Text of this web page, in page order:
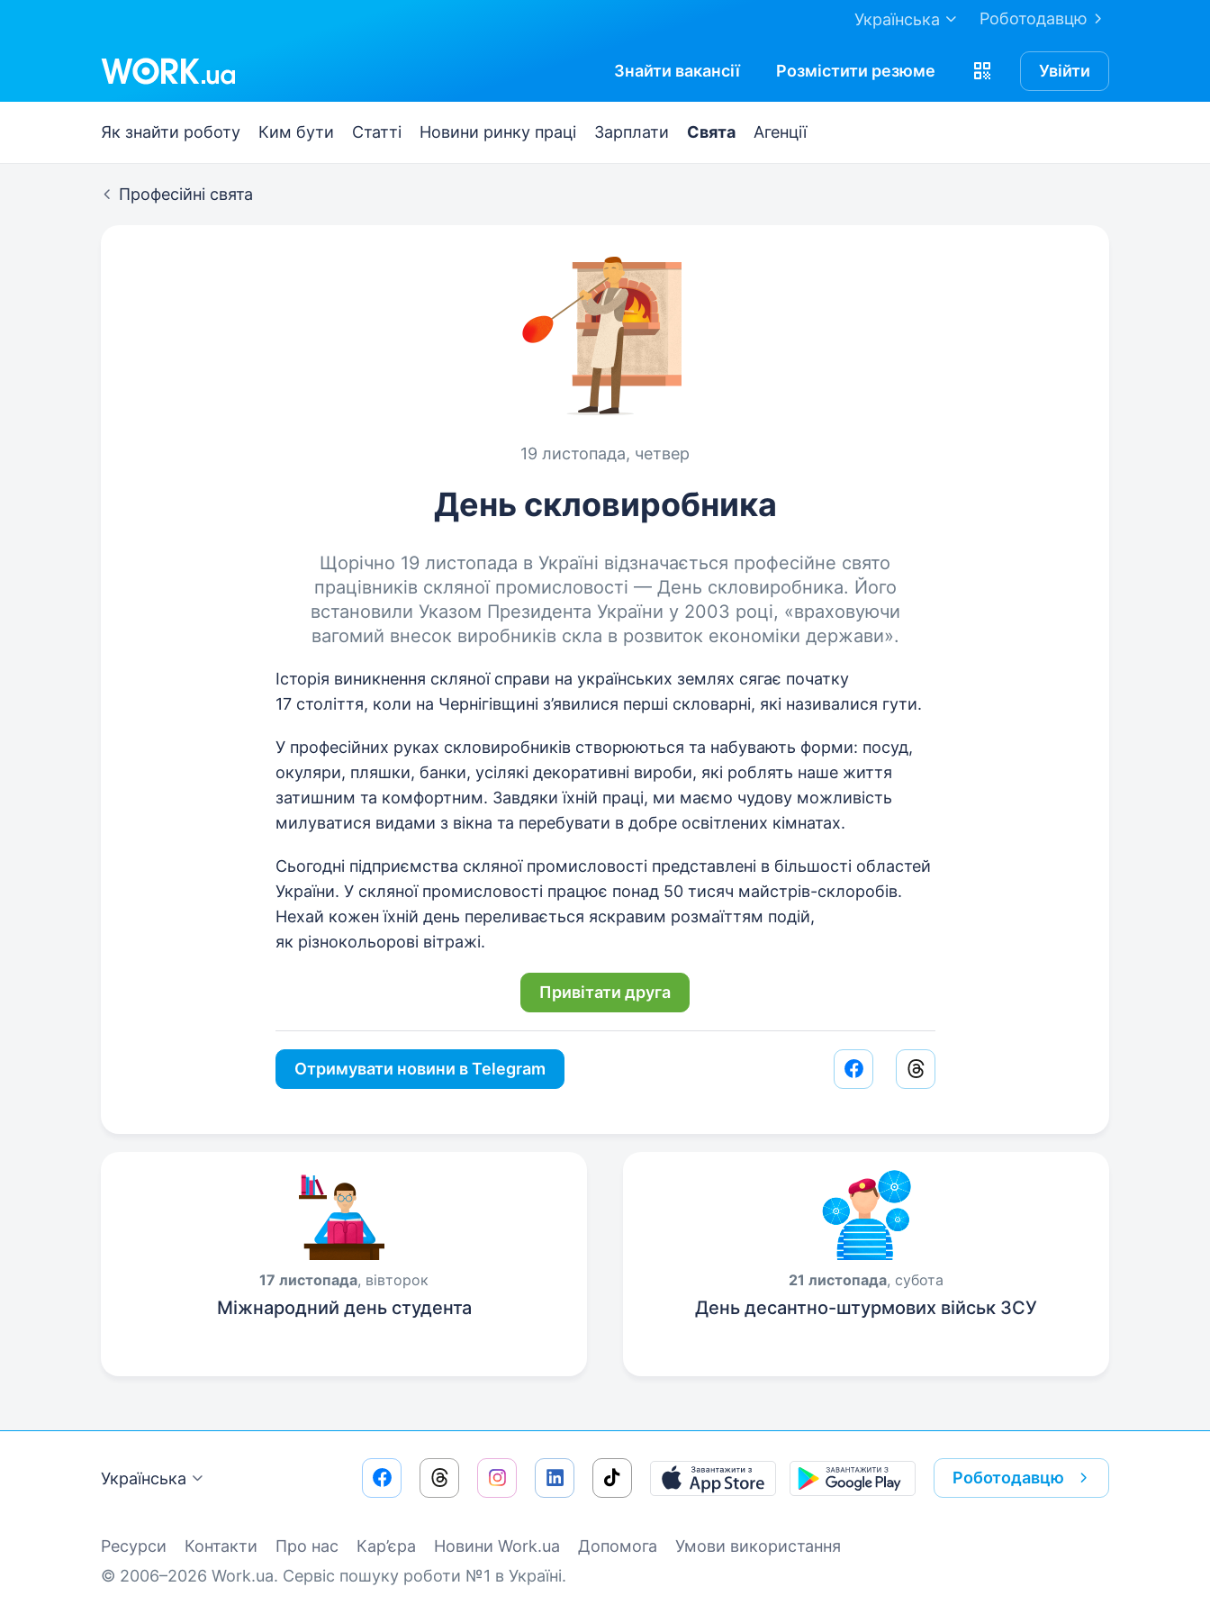
Роботодавцю
Українська
Знайти вакансії Розмістити резюме Увійти
Як знайти роботу Ким бути Статті Новини ринку праці Зарплати Свята Агенції
Професійні свята
19 листопада, четвер
День скловиробника
Щорічно 19 листопада в Україні відзначається професійне свято
працівників скляної промисловості — День скловиробника. Його
встановили Указом Президента України у 2003 році, «враховуючи
вагомий внесок виробників скла в розвиток економіки держави».
Історія виникнення скляної справи на українських землях сягає початку
17 століття, коли на Чернігівщині з’явилися перші скловарні, які називалися гути.
У професійних руках скловиробників створюються та набувають форми: посуд,
окуляри, пляшки, банки, усілякі декоративні вироби, які роблять наше життя
затишним та комфортним. Завдяки їхній праці, ми маємо чудову можливість
милуватися видами з вікна та перебувати в добре освітлених кімнатах.
Сьогодні підприємства скляної промисловості представлені в більшості областей
України. У скляної промисловості працює понад 50 тисяч майстрів-склоробів.
Нехай кожен їхній день переливається яскравим розмаїттям подій,
як різнокольорові вітражі.
Привітати друга
Отримувати новини в Telegram Facebook share link
Threads share link
17 листопада, вівторок
Міжнародний день студента
21 листопада, субота
День десантно-штурмових військ ЗСУ
Українська Роботодавцю
Ресурси Контакти Про нас Кар’єра Новини Work.ua Допомога
Умови використання
© 2006–2026 Work.ua. Сервіс пошуку роботи №1 в Україні.